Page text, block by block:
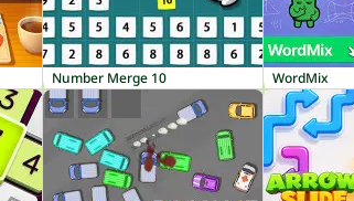
Number Merge 10 WordMix